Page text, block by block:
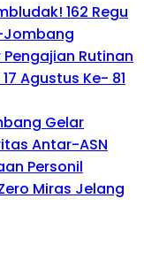
162 Regu
Jombang
Rutinan
Agustus Ke- 81
Gelar
Antar-ASN
Personil
Miras Jelang